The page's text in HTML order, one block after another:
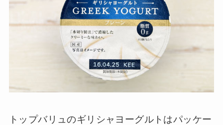
トップバリュのギリシャヨーグルトはパッケー